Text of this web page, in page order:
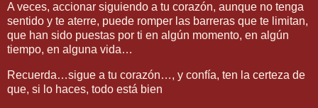
A veces, accionar siguiendo a tu corazón, aunque no tenga
sentido y te aterre, puede romper las barreras que te limitan,
que han sido puestas por ti en algún momento, en algún
tiempo, en alguna vida…
Recuerda…sigue a tu corazón…, y confía, ten la certeza de
que, si lo haces, todo está bien